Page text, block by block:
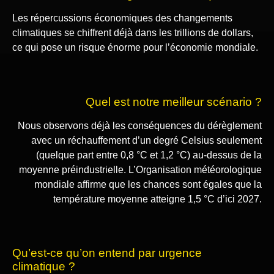
Les répercussions économiques des changements
climatiques se chiffrent déjà dans les trillions de dollars,
ce qui pose un risque énorme pour l’économie mondiale.
Quel est notre meilleur scénario ?
Nous observons déjà les conséquences du dérèglement
avec un réchauffement d’un degré Celsius seulement
(quelque part entre 0,8 °C et 1,2 °C) au-dessus de la
moyenne préindustrielle. L’Organisation météorologique
mondiale affirme que les chances sont égales que la
température moyenne atteigne 1,5 °C d’ici 2027.
Qu’est-ce qu’on entend par urgence
climatique ?